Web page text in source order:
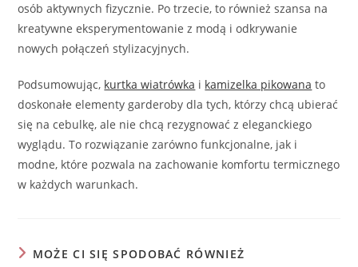
osób aktywnych fizycznie. Po trzecie, to również szansa na
kreatywne eksperymentowanie z modą i odkrywanie
nowych połączeń stylizacyjnych.
Podsumowując, kurtka wiatrówka i kamizelka pikowana to
doskonałe elementy garderoby dla tych, którzy chcą ubierać
się na cebulkę, ale nie chcą rezygnować z eleganckiego
wyglądu. To rozwiązanie zarówno funkcjonalne, jak i
modne, które pozwala na zachowanie komfortu termicznego
w każdych warunkach.
MOŻE CI SIĘ SPODOBAĆ RÓWNIEŻ